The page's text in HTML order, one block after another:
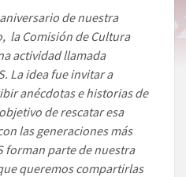
de nuestra
la Comisión de Cultura
actividad llamada
La idea fue invitar a
anécdotas e historias de
de rescatar esa
las generaciones más
forman parte de nuestra
queremos compartirlas